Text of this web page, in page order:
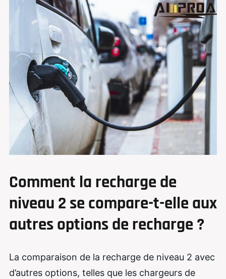
Comment la recharge de
niveau 2 se compare-t-elle aux
autres options de recharge ?
La comparaison de la recharge de niveau 2 avec
d’autres options, telles que les chargeurs de